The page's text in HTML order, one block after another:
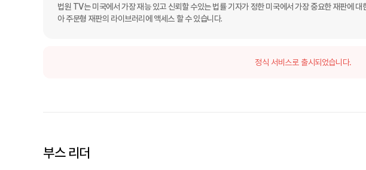
법원 TV는 미국에서 가장 재능 있고 신뢰할 수있는 법률 기자가 정한 미국에서 가장 중요한 재판에
아 주문형 재판의 라이브러리에 액세스 할 수 있습니다.
정식 서비스로 출시되었습니다.
부스 리더